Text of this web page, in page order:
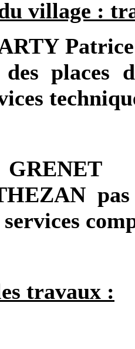
village :
places
travaux :